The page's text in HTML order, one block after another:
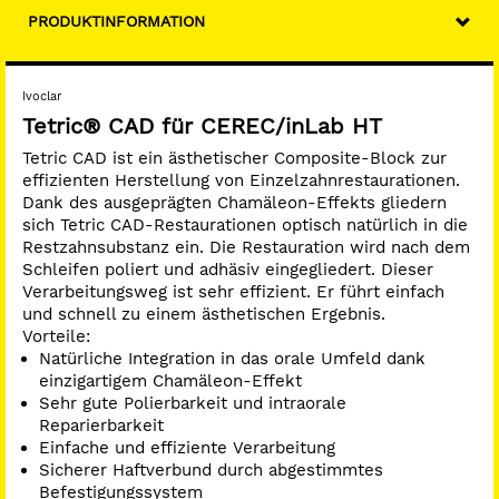
Inlays
Kronen im Front- und Seitenzahnbereich
PRODUKTINFORMATION
Ivoclar
Tetric® CAD für CEREC/inLab HT
Tetric CAD ist ein ästhetischer Composite-Block zur
effizienten Herstellung von Einzelzahnrestaurationen.
Dank des ausgeprägten Chamäleon-Effekts gliedern
sich Tetric CAD-Restaurationen optisch natürlich in die
Restzahnsubstanz ein. Die Restauration wird nach dem
Schleifen poliert und adhäsiv eingegliedert. Dieser
Verarbeitungsweg ist sehr effizient. Er führt einfach
und schnell zu einem ästhetischen Ergebnis.
Vorteile:
Natürliche Integration in das orale Umfeld dank
einzigartigem Chamäleon-Effekt
Sehr gute Polierbarkeit und intraorale
Reparierbarkeit
Einfache und effiziente Verarbeitung
Sicherer Haftverbund durch abgestimmtes
Befestigungssystem